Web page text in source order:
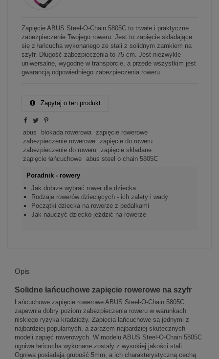
Zapięcie ABUS Steel-O-Chain 5805C to trwałe i praktyczne
zabezpieczenie Twojego roweru. Jest to zapięcie składające
się z łańcucha wykonanego ze stali z solidnym zamkiem na
szyfr. Długość zabezpieczenia to 75 cm. Jest niezwykle
uniwersalne, wygodne w transporcie, a przede wszystkim jest
gwarancją odpowiedniego zabezpieczenia roweru.
Zapytaj o ten produkt
abus blokada rowerowa
zapięcie rowerowe
zabezpieczenie rowerowe
zapięcie do roweru
zabezpieczenie do roweru
zapięcie składane
zapięcie łańcuchowe
abus steel o chain 5805C
Poradnik - rowery
Jak dobrze wybrać rower dla dziecka
Rodzaje rowerów dziecięcych - ich zalety i wady
Początki dziecka na rowerze z pedałkami
Jak nauczyć dziecko jeździć na rowerze
Opis
Solidne łańcuchowe zapięcie rowerowe na szyfr
Łańcuchowe zapięcie rowerowe ABUS Steel-O-Chain 5805C
zapewnia dobry poziom zabezpieczenia roweru w warunkach
niskiego ryzyka kradzieży. Zapięcia łańcuchowe są jednymi z
najbardziej popularnych, a zarazem najbardziej skutecznych
modeli zapięć rowerowych. W modelu ABUS Steel-O-Chain 5805C
ogniwa łańcucha wykonane zostały z wysokiej jakości stali.
Ogniwa posiadają grubość 5mm, a ich charakterystyczną cechą